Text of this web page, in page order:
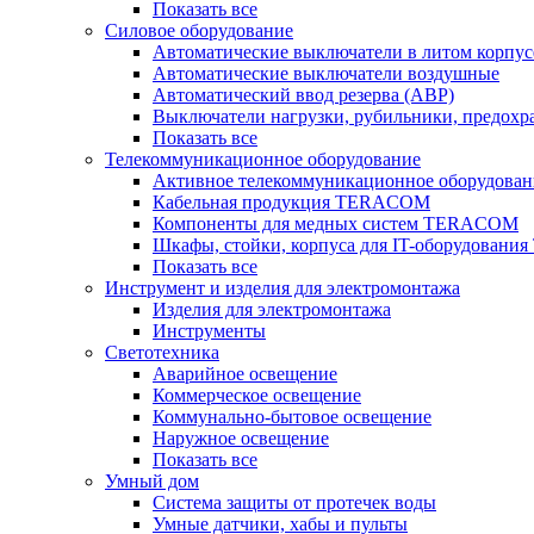
Показать все
Силовое оборудование
Автоматические выключатели в литом
Автоматические выключатели воздушные
Автоматический ввод резерва (АВР)
Выключатели нагрузки, рубильники,
Показать все
Телекоммуникационное оборудование
Активное телекоммуникационное
Кабельная продукция TERACOM
Компоненты для медных систем TERACOM
Шкафы, стойки, корпуса для IT-
Показать все
Инструмент и изделия для электромонтажа
Изделия для электромонтажа
Инструменты
Светотехника
Аварийное освещение
Коммерческое освещение
Коммунально-бытовое освещение
Наружное освещение
Показать все
Умный дом
Система защиты от протечек воды
Умные датчики, хабы и пульты